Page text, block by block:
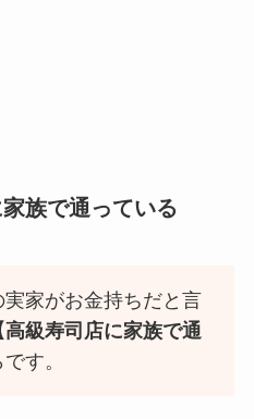
族で通っている
家がお金持ちだと言
高級寿司店に家族で通
す。